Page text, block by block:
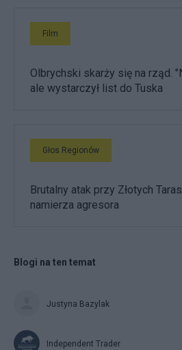
Film
Olbrychski skarży się na rząd.
ale wystarczył list do Tuska
Głos Regionów
Brutalny atak przy Złotych
namierza agresora
Blogi na ten temat
Justyna Bazylak
Independent Trader